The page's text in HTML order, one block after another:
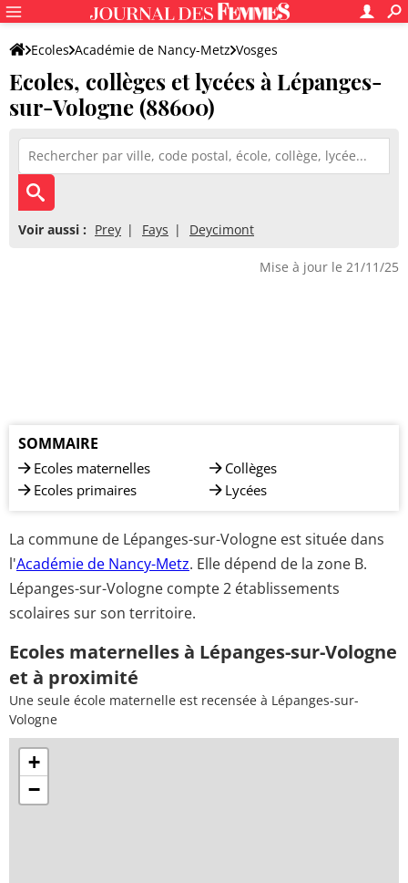
Ecoles Académie de Nancy-Metz Vosges
Ecoles, collèges et lycées à Lépanges-
sur-Vologne (88600)
Voir aussi : Prey Fays Deycimont
Mise à jour le 21/11/25
SOMMAIRE
Ecoles maternelles
Ecoles primaires
Collèges
Lycées
La commune de Lépanges-sur-Vologne est située dans
l'Académie de Nancy-Metz. Elle dépend de la zone B.
Lépanges-sur-Vologne compte 2 établissements
scolaires sur son territoire.
Ecoles maternelles à Lépanges-sur-Vologne
et à proximité
Une seule école maternelle est recensée à Lépanges-sur-
Vologne
+
−